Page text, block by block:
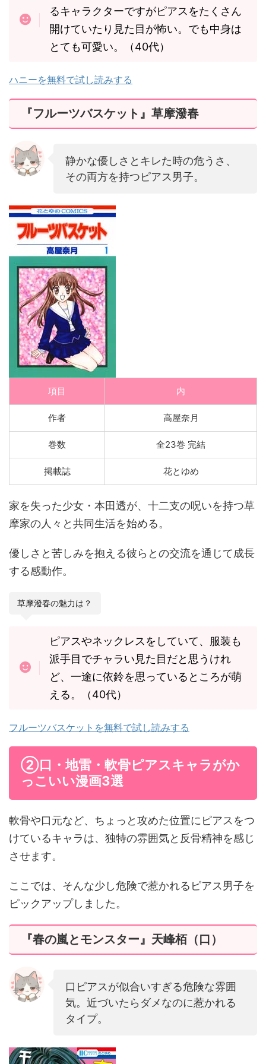
るキャラクターですがピアスをたくさん
開けていたり見た目が怖い。でも中身は
とても可愛い。（40代）
ハニーを無料で試し読みする
『フルーツバスケット』草摩潑春
静かな優しさとキレた時の危うさ、
その両方を持つピアス男子。
項目 内
作者 高屋奈月
巻数 全23巻 完結
掲載誌 花とゆめ
家を失った少女・本田透が、十二支の呪いを持つ草
摩家の人々と共同生活を始める。
優しさと苦しみを抱える彼らとの交流を通じて成長
する感動作。
草摩潑春の魅力は？
ピアスやネックレスをしていて、服装も
派手目でチャラい見た目だと思うけれ
ど、一途に依鈴を思っているところが萌
える。（40代）
フルーツバスケットを無料で試し読みする
②口・地雷・軟骨ピアスキャラがか
っこいい漫画3選
軟骨や口元など、ちょっと攻めた位置にピアスをつ
けているキャラは、独特の雰囲気と反骨精神を感じ
させます。
ここでは、そんな少し危険で惹かれるピアス男子を
ピックアップしました。
『春の嵐とモンスター』天峰栢（口）
口ピアスが似合いすぎる危険な雰囲
気。近づいたらダメなのに惹かれる
タイプ。